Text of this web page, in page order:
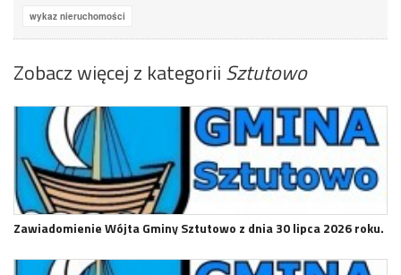
wykaz nieruchomości
Zobacz więcej z kategorii Sztutowo
Zawiadomienie Wójta Gminy Sztutowo z dnia 30 lipca 2026 roku.